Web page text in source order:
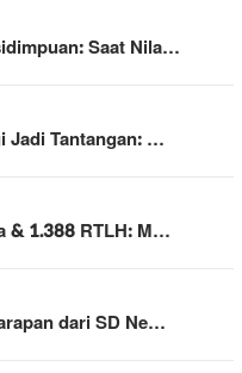
Saat Nila…
Jadi Tantangan: …
& 1.388 RTLH: M…
dari SD Ne…